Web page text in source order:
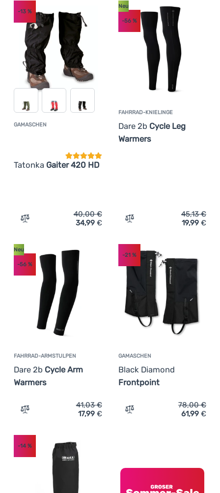
GAMASCHEN
Tatonka Gaiter 420 HD
Kundenbewertung
-13 %
Zum Vergleich 'Gamaschen Tatonka Gaiter 420 HD'
40,00€
34,99 €
FAHRRAD-KNIELINGE
Dare 2b Cycle Leg
Warmers
Neu
-56%
Zum Vergleich 'Fahrrad-
45,13€
19,99 €
FAHRRAD-ARMSTULPEN
Dare 2b Cycle Arm
Warmers
Neu
-56 %
Zum Vergleich 'Fahrrad-Armstulpen Dare 2b Cycle Arm
41,03€
17,99 €
GAMASCHEN
Black Diamond
Frontpoint
-21%
Zum Vergleich
78,00€
61,99 €
-14 %